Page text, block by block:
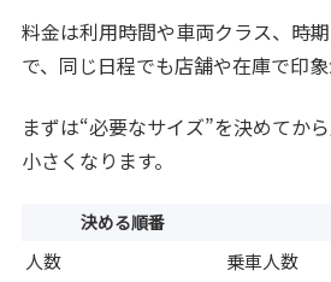
料金は利用時間や車両クラス、時
で、同じ日程でも店舗や在庫で印象
まずは“必要なサイズ”を決めてか
小さくなります。
決める順番
人数
乗車人数